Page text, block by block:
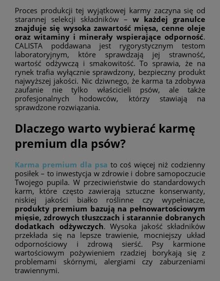
Proces produkcji tej wyjątkowej karmy zaczyna się od
starannej selekcji składników – w każdej granulce
znajduje się wysoka zawartość mięsa, cenne oleje
oraz witaminy i minerały wspierające odporność.
CALISTA poddawana jest rygorystycznym testom
laboratoryjnym, które sprawdzają jej strawność,
wartość odżywczą i smakowitość. To sprawia, że na
rynek trafia wyłącznie sprawdzony, bezpieczny produkt
najwyższej jakości. Nic dziwnego, że karma ta zdobywa
zaufanie nie tylko właścicieli psów, ale także
profesjonalnych hodowców, którzy stawiają na
sprawdzone rozwiązania.
Dlaczego warto wybierać karmę
premium dla psów?
Karma premium dla psa to coś więcej niż codzienny
posiłek – to inwestycja w zdrowie i dobre samopoczucie
Twojego pupila. W przeciwieństwie do standardowych
karm, które często zawierają sztuczne konserwanty,
niskiej jakości białko roślinne czy wypełniacze,
produkty premium bazują na pełnowartościowym
mięsie, zdrowych tłuszczach i starannie dobranych
dodatkach odżywczych. Wysoka jakość składników
przekłada się na lepsze trawienie, mocniejszy układ
odpornościowy i zdrową sierść. Psy karmione
wartościowym pożywieniem rzadziej borykają się z
problemami skórnymi, alergiami czy zaburzeniami
trawiennymi.